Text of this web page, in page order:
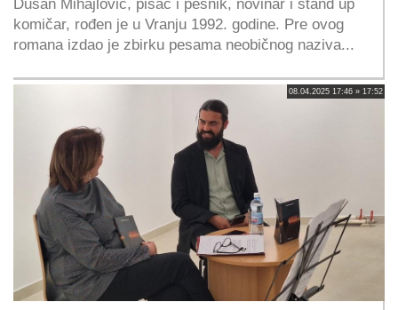
Dušan Mihajlović, pisac i pesnik, novinar i stand up
komičar, rođen je u Vranju 1992. godine. Pre ovog
romana izdao je zbirku pesama neobičnog naziva...
08.04.2025 17:46 » 17:52